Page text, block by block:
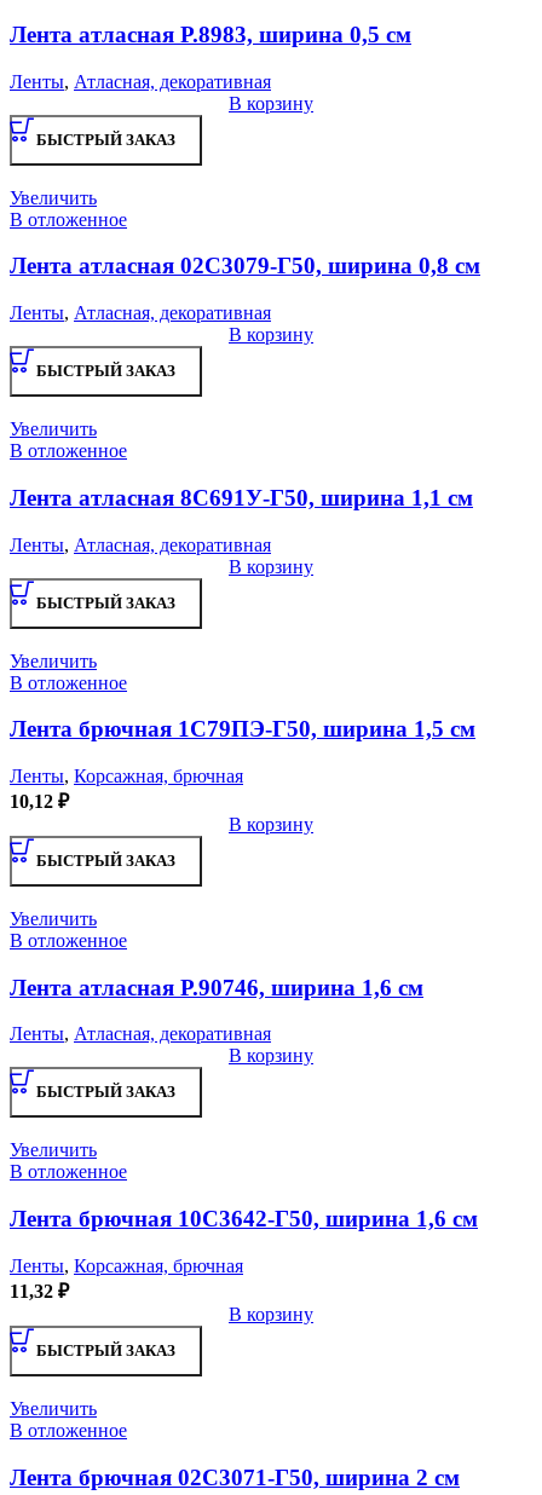
Лента атласная Р.8983, ширина 0,5 см
Ленты, Атласная, декоративная
В корзину
БЫСТРЫЙ ЗАКАЗ
Увеличить
В отложенное
Лента атласная 02С3079-Г50, ширина 0,8 см
Ленты, Атласная, декоративная
В корзину
БЫСТРЫЙ ЗАКАЗ
Увеличить
В отложенное
Лента атласная 8С691У-Г50, ширина 1,1 см
Ленты, Атласная, декоративная
В корзину
БЫСТРЫЙ ЗАКАЗ
Увеличить
В отложенное
Лента брючная 1С79ПЭ-Г50, ширина 1,5 см
Ленты, Корсажная, брючная
10,12 ₽
В корзину
БЫСТРЫЙ ЗАКАЗ
Увеличить
В отложенное
Лента атласная Р.90746, ширина 1,6 см
Ленты, Атласная, декоративная
В корзину
БЫСТРЫЙ ЗАКАЗ
Увеличить
В отложенное
Лента брючная 10С3642-Г50, ширина 1,6 см
Ленты, Корсажная, брючная
11,32 ₽
В корзину
БЫСТРЫЙ ЗАКАЗ
Увеличить
В отложенное
Лента брючная 02С3071-Г50, ширина 2 см